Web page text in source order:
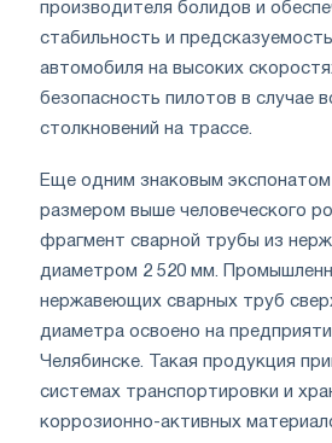
производителя болидов и
стабильность и
автомобиля на высоких
безопасность пилотов в случае
столкновений на трассе.
Еще одним знаковым
размером выше человеческого
фрагмент сварной трубы из
диаметром 2 520 мм.
нержавеющих сварных труб
диаметра освоено на
Челябинске. Такая продукция
системах транспортировки и
коррозионно-активных